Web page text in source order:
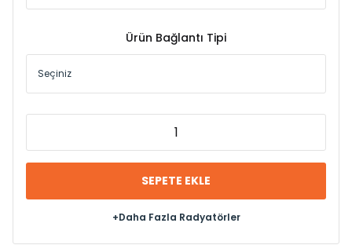
Ürün Bağlantı Tipi
SEPETE EKLE
+Daha Fazla Radyatörler